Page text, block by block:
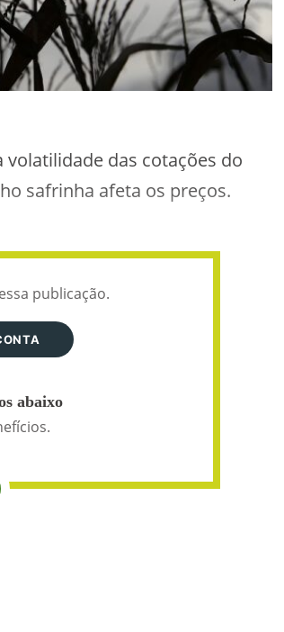
das cotações do
safrinha afeta os preços.
publicação.
abaixo